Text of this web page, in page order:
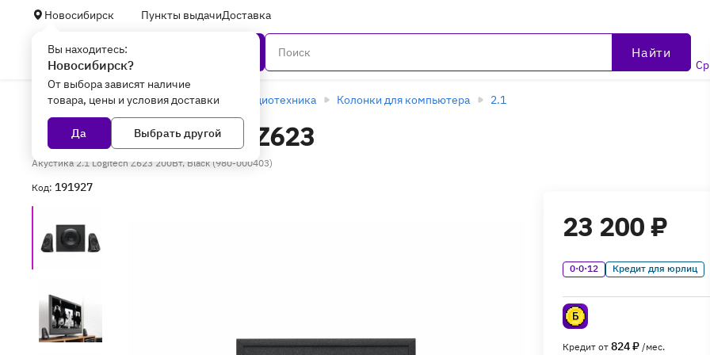
Новосибирск Пункты выдачиДоставка
Вы находитесь:
Новосибирск?
От выбора зависят наличие
товара, цены и условия доставки
Да Выбрать другой
Найти
Главная ТВ, мультимедиа и аудио Аудиотехника Колонки для компьютера 2.1
Акустика Logitech Z623
Акустика 2.1 Logitech Z623 200Вт, Black (980-000403)
Код: 191927
23 200 ₽
0·0·12 Кредит для юрлиц
Кредит от 824 ₽ /мес.